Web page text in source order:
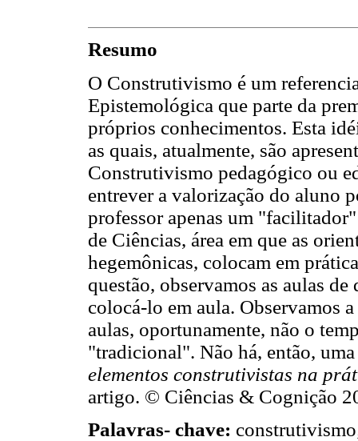
Resumo
O Construtivismo é um
Epistemológica que parte da
próprios conhecimentos. Esta
as quais, atualmente, são
Construtivismo pedagógico ou
entrever a valorização do aluno
professor apenas um
de Ciências, área em que as
hegemônicas, colocam em
questão, observamos as aulas
colocá-lo em aula. Observamos
aulas, oportunamente, não o
"tradicional". Não há, então,
elementos construtivistas na
artigo. © Ciências & Cognição
Palavras- chave: